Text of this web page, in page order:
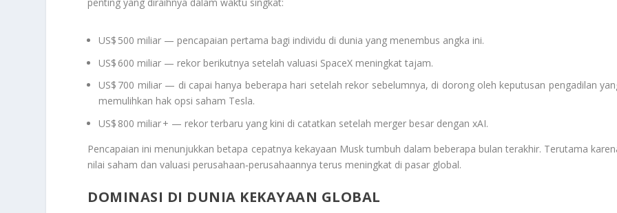
US$ 500 miliar — pencapaian pertama bagi individu di dunia yang menembus angka ini.
US$ 600 miliar — rekor berikutnya setelah valuasi SpaceX meningkat tajam.
US$ 700 miliar — di capai hanya beberapa hari setelah rekor sebelumnya, di dorong oleh keputusan pengadilan
memulihkan hak opsi saham Tesla.
US$ 800 miliar + — rekor terbaru yang kini di catatkan setelah merger besar dengan xAI.
Pencapaian ini menunjukkan betapa cepatnya kekayaan Musk tumbuh dalam beberapa bulan terakhir. Terutama
nilai saham dan valuasi perusahaan‑perusahaannya terus meningkat di pasar global.
DOMINASI DI DUNIA KEKAYAAN GLOBAL